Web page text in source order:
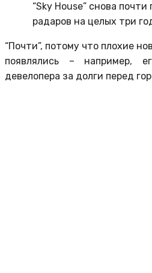
“Sky House” снова
радаров на целых три
“Почти”, потому что плохие
появлялись – например,
девелопера за долги перед